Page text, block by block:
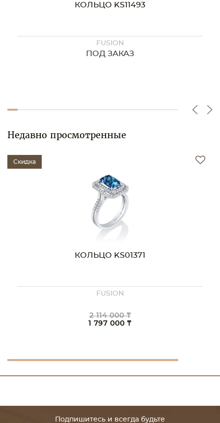
КОЛЬЦО KS11493
FUSION
ПОД ЗАКАЗ
Недавно просмотренные
Скидка
КОЛЬЦО KS01371
FUSION
2 114 000 ₸
1 797 000 ₸
Подпишитесь и всегда будьте